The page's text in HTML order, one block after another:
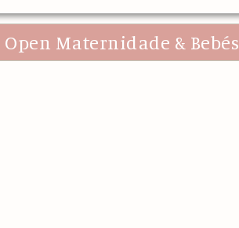
Open Maternidade & Bebés